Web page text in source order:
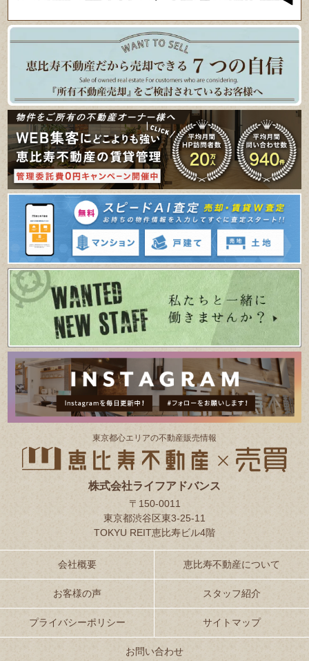
東京都⼼エリアの不動産販売情報
株式会社ライフアドバンス
〒150-0011
東京都渋谷区東3-25-11
TOKYU REIT恵比寿ビル4階
会社概要 恵比寿不動産について
お客様の声 スタッフ紹介
プライバシーポリシー サイトマップ
お問い合わせ